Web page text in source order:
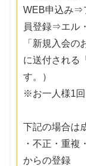
WEB申込み⇒
員登録⇒エル
「新規入会
に送付される
す。）
※お一人様1回
下記の場合は
・不正・重複
からの登録